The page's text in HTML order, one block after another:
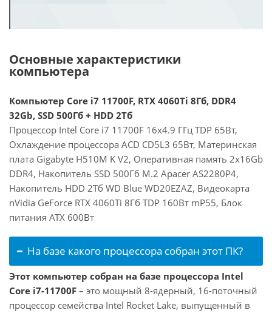
Основные характеристики
компьютера
Компьютер Core i7 11700F, RTX 4060Ti 8Гб, DDR4
32Gb, SSD 500Гб + HDD 2Тб
Процессор Intel Core i7 11700F 16x4.9 ГГц TDP 65Вт,
Охлаждение процессора ACD CD5L3 65Вт, Материнская
плата Gigabyte H510M K V2, Оперативная память 2x16Gb
DDR4, Накопитель SSD 500Гб M.2 Apacer AS2280P4,
Накопитель HDD 2Тб WD Blue WD20EZAZ, Видеокарта
nVidia GeForce RTX 4060Ti 8Гб TDP 160Вт mP55, Блок
питания ATX 600Вт
На базе какого процессора собран этот ПК?
Этот компьютер собран на базе процессора Intel
Core i7-11700F – это мощный 8-ядерный, 16-поточный
процессор семейства Intel Rocket Lake, выпущенный в